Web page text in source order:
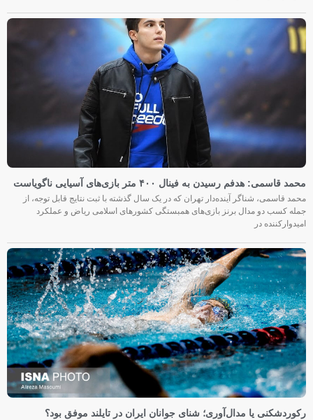
محمد قاسمی: هدفم رسیدن به فینال ۴۰۰ متر بازی‌های آسیایی ناگویاست
محمد قاسمی، شناگر آینده‌دار تهران که در یک سال گذشته با ثبت نتایج قابل توجه، از
جمله کسب دو مدال برنز بازی‌های همبستگی کشورهای اسلامی ریاض و عملکرد
امیدوارکننده در
رکوردشکنی یا مدال‌آوری؛ شنای جوانان ایران در تایلند موفق بود؟